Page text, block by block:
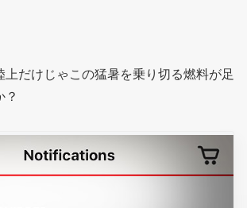
上だけじゃこの猛暑を乗り切る燃料が足
？